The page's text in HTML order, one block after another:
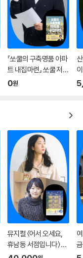
『쏘쿨의 구축명품 아파
트 내집마련』 쏘쿨 저자
온라인 북토크
0원
뮤지컬 〈어서 오세요,
휴남동 서점입니다〉 X
『윗집 부부』 황보름 작